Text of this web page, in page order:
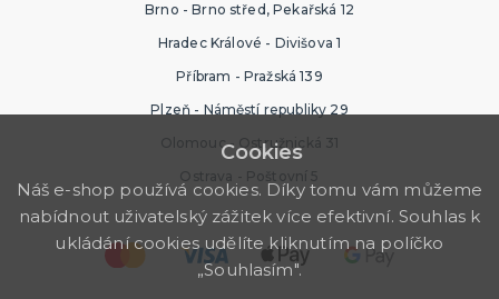
Brno - Brno střed, Pekařská 12
Hradec Králové - Divišova 1
Příbram - Pražská 139
Plzeň - Náměstí republiky 29
Olomouc - Ostružnická 31
Ostrava - Poštovní 5
Cookies
Náš e-shop používá cookies. Díky tomu vám můžeme
nabídnout uživatelský zážitek více efektivní. Souhlas k
ukládání cookies udělíte kliknutím na políčko
„Souhlasím".